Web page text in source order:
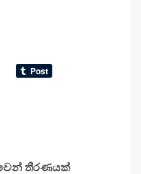
තීරණයක්